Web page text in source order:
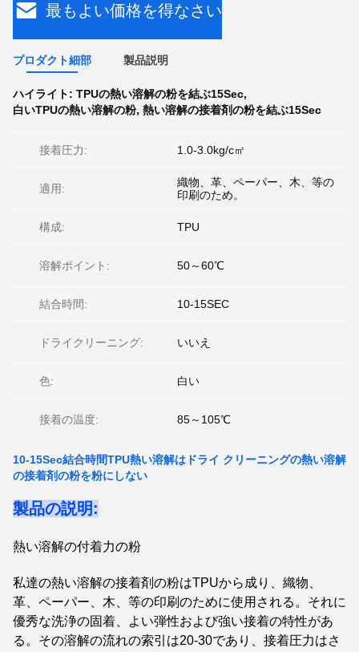
最もよい価格を得なさい
プロダクト細部 製品説明
ハイライト: TPUの熱い溶解の粉を結ぶ15Sec,
白いTPUの熱い溶解の粉, 熱い溶解の接着剤の粉を結ぶ15Sec
接着圧力: 1.0-3.0kg/c㎡
適用:
織物、革、ペーパー、木、等の
印刷のため。
構成: TPU
溶解ポイント: 50～60℃
結合時間: 10-15SEC
ドライクリーニング: いいえ
色: 白い
接着の温度: 85～105℃
10-15Sec結合時間TPU熱い溶解はドライ クリーニングの熱い溶解
の接着剤の粉を粉にしない
製品の説明:
熱い溶解の付着力の粉
私達の熱い溶解の接着剤の粉はTPUから成り、織物、
革、ペーパー、木、等の印刷のために使用される。それに
優秀な洗浄の固着、よい弾性および強い接着の特性があ
る。その溶解の流れの索引は20-30であり、接着圧力はさ